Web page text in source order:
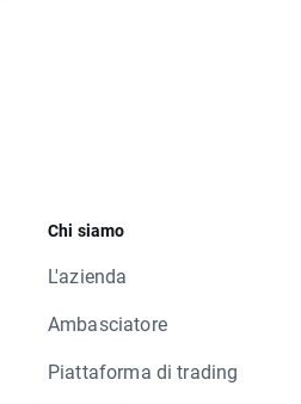
Chi siamo
L'azienda
Ambasciatore
Piattaforma di trading